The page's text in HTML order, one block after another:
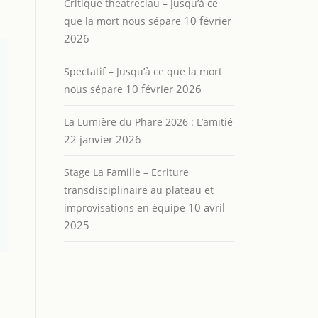
Critique theatreclau – Jusqu’à ce
que la mort nous sépare 10 février
2026
Spectatif – Jusqu’à ce que la mort
nous sépare 10 février 2026
La Lumière du Phare 2026 : L’amitié
22 janvier 2026
Stage La Famille – Ecriture
transdisciplinaire au plateau et
improvisations en équipe 10 avril
2025